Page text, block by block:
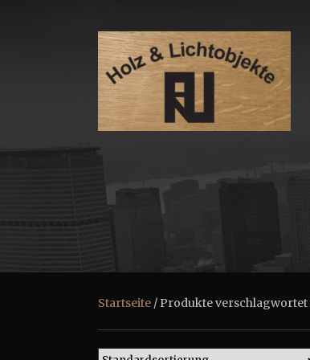
Startseite / Produkte verschlagwortet